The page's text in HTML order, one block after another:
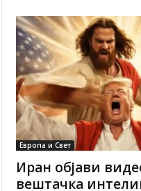
Европа и Свет
Иран објави
вештачка